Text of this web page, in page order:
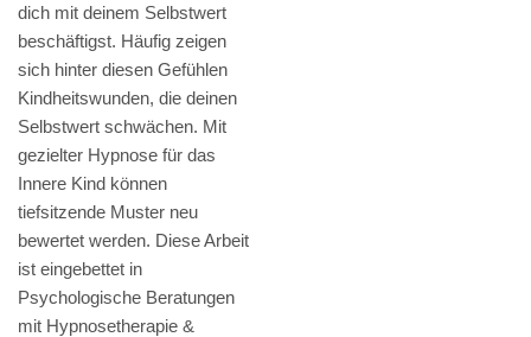
dich mit deinem Selbstwert
beschäftigst. Häufig zeigen
sich hinter diesen Gefühlen
Kindheitswunden, die deinen
Selbstwert schwächen. Mit
gezielter Hypnose für das
Innere Kind können
tiefsitzende Muster neu
bewertet werden. Diese Arbeit
ist eingebettet in
Psychologische Beratungen
mit Hypnosetherapie &